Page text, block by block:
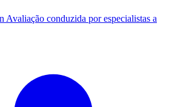
Avaliação conduzida por especialistas a